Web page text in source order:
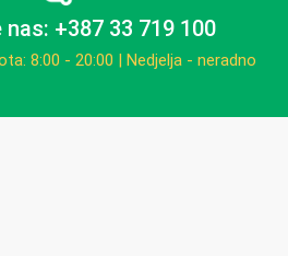
+387 33 719 100
8:00 - 20:00 | Nedjelja - neradno